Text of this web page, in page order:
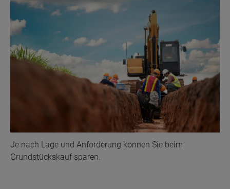
Je nach Lage und Anforderung können Sie beim
Grundstückskauf sparen.